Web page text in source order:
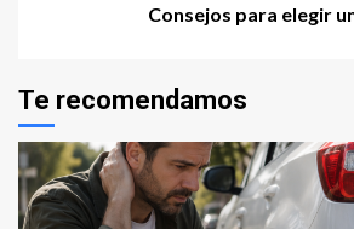
Consejos para elegir
Te recomendamos